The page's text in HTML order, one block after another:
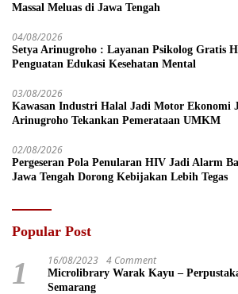
Massal Meluas di Jawa Tengah
04/08/2026
Setya Arinugroho : Layanan Psikolog Gratis
Penguatan Edukasi Kesehatan Mental
03/08/2026
Kawasan Industri Halal Jadi Motor Ekonomi
Arinugroho Tekankan Pemerataan UMKM
02/08/2026
Pergeseran Pola Penularan HIV Jadi Alarm
Jawa Tengah Dorong Kebijakan Lebih Tegas
Popular Post
1 16/08/2023 4 Comment
Microlibrary Warak Kayu –
Semarang